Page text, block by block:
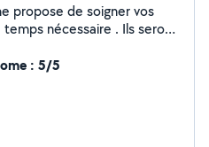
propose de soigner vos
nécessaire . Ils seront
: 5/5